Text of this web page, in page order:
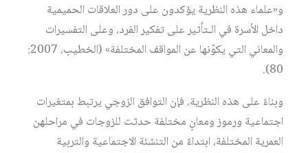
و«علماء هذه النظرية يؤكدون على دور العلاقات الحميمية
داخل الأسرة في الـتأثير على تفكير الفرد، وعلى التفسيرات
والمعاني التي يكوّنها عن المواقف المختلفة» (الخطيب، 2007:
80).
وبناءً على هذه النظرية، فإن التوافق الزوجي يرتبط بمتغيرات
اجتماعية ورموز ومعانٍ مختلفة حدثت للزوجات في مراحلهن
العمرية المختلفة، ابتداءً من التنشئة الاجتماعية والتربية